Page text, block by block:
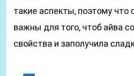
такие аспекты, поэтому что
важны для того, чтоб айва
свойства и заполучила